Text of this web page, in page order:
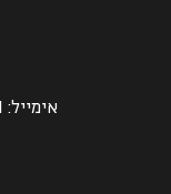
אימייל: